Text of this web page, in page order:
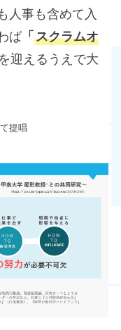
人事も含めて入
ば「 スクラムオ
迎えるうえで大
提唱